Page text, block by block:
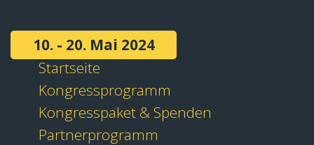
10. - 20. Mai 2024
Startseite
Kongressprogramm
Kongresspaket & Spenden
Partnerprogramm